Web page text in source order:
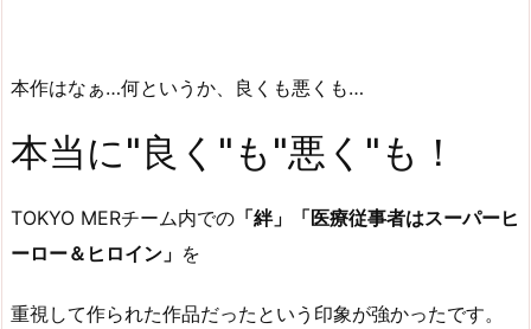
本作はなぁ…何というか、良くも悪くも…
本当に"良く"も"悪く"も！
TOKYO MERチーム内での 「絆」「医療従事者はスーパーヒ
ーロー＆ヒロイン」 を
重視して作られた作品だったという印象が強かったです。